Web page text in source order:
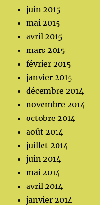
juin 2015
mai 2015
avril 2015
mars 2015
février 2015
janvier 2015
décembre 2014
novembre 2014
octobre 2014
août 2014
juillet 2014
juin 2014
mai 2014
avril 2014
janvier 2014